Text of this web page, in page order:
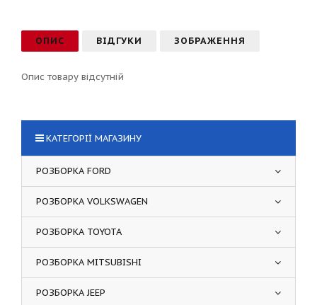
ОПИС ВІДГУКИ ЗОБРАЖЕННЯ
Опис товару відсутній
КАТЕГОРІЇ МАГАЗИНУ
РОЗБОРКА FORD
РОЗБОРКА VOLKSWAGEN
РОЗБОРКА TOYOTA
РОЗБОРКА MITSUBISHI
РОЗБОРКА JEEP